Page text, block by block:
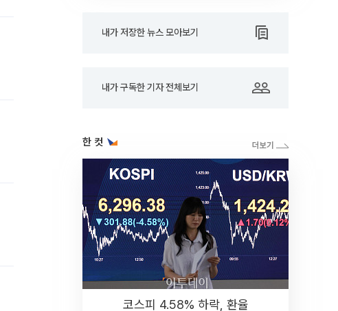
내가 저장한 뉴스 모아보기
내가 구독한 기자 전체보기
한 컷
코스피 4.58% 하락, 환율